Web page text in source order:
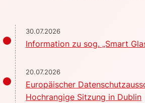
30.07.2026
Information zu sog. „Smart
20.07.2026
Europäischer
Hochrangige Sitzung in Dublin